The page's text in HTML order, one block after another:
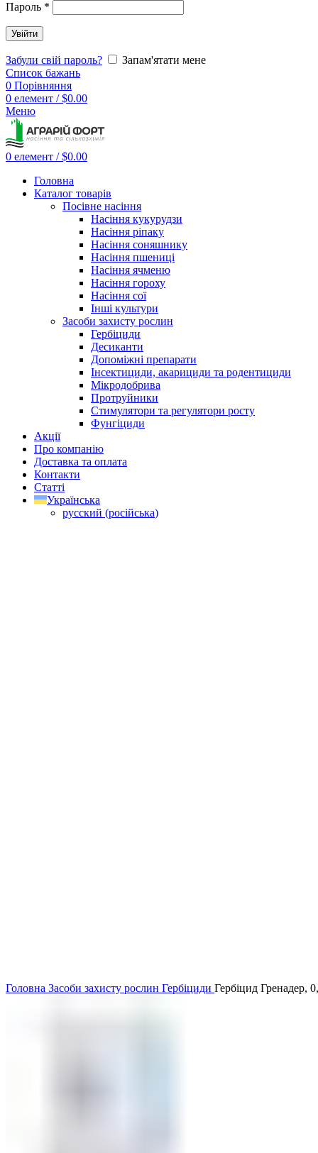
Пароль *
Увійти
Забули свій пароль?
Запам'ятати мене
Список бажань
0 Порівняння
0 елемент / $0.00
Меню
0 елемент / $0.00
Головна
Каталог товарів
Посівне насіння
Насіння кукурудзи
Насіння ріпаку
Насіння соняшнику
Насіння пшениці
Насіння ячменю
Насіння гороху
Насіння сої
Інші культури
Засоби захисту рослин
Гербіциди
Десиканти
Допоміжні препарати
Інсектициди, акарициди та родентициди
Мікродобрива
Протруйники
Стимулятори та регулятори росту
Фунгіциди
Акції
Про компанію
Доставка та оплата
Контакти
Статті
Українська
русский (російська)
Головна Засоби захисту рослин Гербіциди Гербіцид Гренадер,